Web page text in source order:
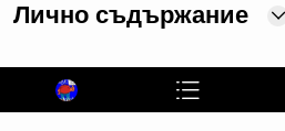
Лично съдържание